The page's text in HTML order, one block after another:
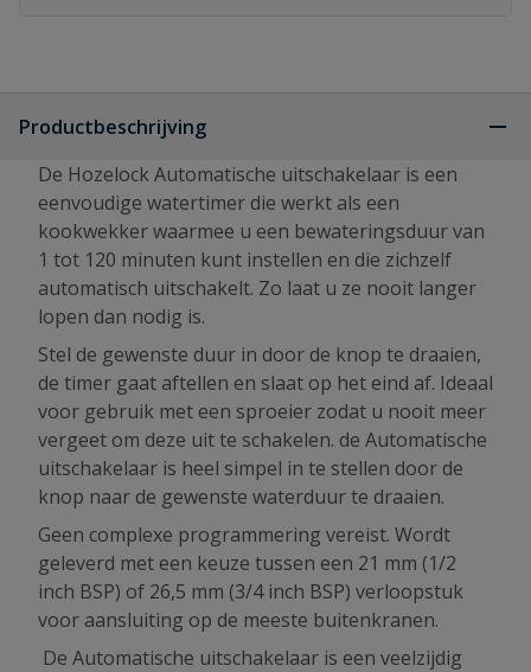
Productbeschrijving
De Hozelock Automatische uitschakelaar is een
eenvoudige watertimer die werkt als een
kookwekker waarmee u een bewateringsduur van
1 tot 120 minuten kunt instellen en die zichzelf
automatisch uitschakelt. Zo laat u ze nooit langer
lopen dan nodig is.
Stel de gewenste duur in door de knop te draaien,
de timer gaat aftellen en slaat op het eind af. Ideaal
voor gebruik met een sproeier zodat u nooit meer
vergeet om deze uit te schakelen. de Automatische
uitschakelaar is heel simpel in te stellen door de
knop naar de gewenste waterduur te draaien.
Geen complexe programmering vereist. Wordt
geleverd met een keuze tussen een 21 mm (1/2
inch BSP) of 26,5 mm (3/4 inch BSP) verloopstuk
voor aansluiting op de meeste buitenkranen.
De Automatische uitschakelaar is een veelzijdig